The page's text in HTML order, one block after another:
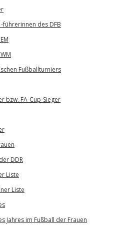
des DFB
Fußballturniers
bzw. FA-Cup-Sieger
DDR
Liste
Liste
Jahres im Fußball der Frauen